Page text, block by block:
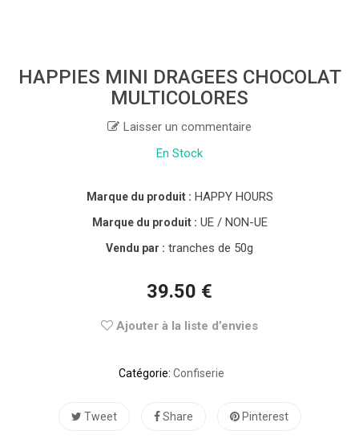
HAPPIES MINI DRAGEES CHOCOLAT
MULTICOLORES
Laisser un commentaire
En Stock
Marque du produit : HAPPY HOURS
Marque du produit : UE / NON-UE
Vendu par : tranches de 50g
39.50 €
Ajouter à la liste d’envies
Catégorie: Confiserie
Tweet Share Pinterest